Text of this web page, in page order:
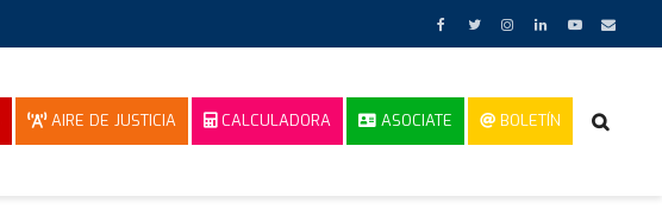
AIRE DE JUSTICIA CALCULADORA ASOCIATE BOLETÍN